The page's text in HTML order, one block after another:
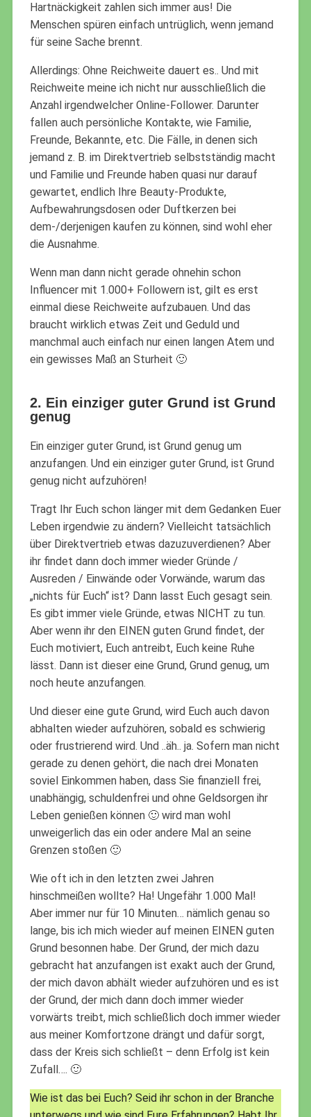
Hartnäckigkeit zahlen sich immer aus! Die
Menschen spüren einfach untrüglich, wenn jemand
für seine Sache brennt.
Allerdings: Ohne Reichweite dauert es.. Und mit
Reichweite meine ich nicht nur ausschließlich die
Anzahl irgendwelcher Online-Follower. Darunter
fallen auch persönliche Kontakte, wie Familie,
Freunde, Bekannte, etc. Die Fälle, in denen sich
jemand z. B. im Direktvertrieb selbstständig macht
und Familie und Freunde haben quasi nur darauf
gewartet, endlich Ihre Beauty-Produkte,
Aufbewahrungsdosen oder Duftkerzen bei
dem-/derjenigen kaufen zu können, sind wohl eher
die Ausnahme.
Wenn man dann nicht gerade ohnehin schon
Influencer mit 1.000+ Followern ist, gilt es erst
einmal diese Reichweite aufzubauen. Und das
braucht wirklich etwas Zeit und Geduld und
manchmal auch einfach nur einen langen Atem und
ein gewisses Maß an Sturheit 🙂
2. Ein einziger guter Grund ist Grund
genug
Ein einziger guter Grund, ist Grund genug um
anzufangen. Und ein einziger guter Grund, ist Grund
genug nicht aufzuhören!
Tragt Ihr Euch schon länger mit dem Gedanken Euer
Leben irgendwie zu ändern? Vielleicht tatsächlich
über Direktvertrieb etwas dazuzuverdienen? Aber
ihr findet dann doch immer wieder Gründe /
Ausreden / Einwände oder Vorwände, warum das
„nichts für Euch“ ist? Dann lasst Euch gesagt sein.
Es gibt immer viele Gründe, etwas NICHT zu tun.
Aber wenn ihr den EINEN guten Grund findet, der
Euch motiviert, Euch antreibt, Euch keine Ruhe
lässt. Dann ist dieser eine Grund, Grund genug, um
noch heute anzufangen.
Und dieser eine gute Grund, wird Euch auch davon
abhalten wieder aufzuhören, sobald es schwierig
oder frustrierend wird. Und ..äh.. ja. Sofern man nicht
gerade zu denen gehört, die nach drei Monaten
soviel Einkommen haben, dass Sie finanziell frei,
unabhängig, schuldenfrei und ohne Geldsorgen ihr
Leben genießen können 🙂 wird man wohl
unweigerlich das ein oder andere Mal an seine
Grenzen stoßen 🙂
Wie oft ich in den letzten zwei Jahren
hinschmeißen wollte? Ha! Ungefähr 1.000 Mal!
Aber immer nur für 10 Minuten… nämlich genau so
lange, bis ich mich wieder auf meinen EINEN guten
Grund besonnen habe. Der Grund, der mich dazu
gebracht hat anzufangen ist exakt auch der Grund,
der mich davon abhält wieder aufzuhören und es ist
der Grund, der mich dann doch immer wieder
vorwärts treibt, mich schließlich doch immer wieder
aus meiner Komfortzone drängt und dafür sorgt,
dass der Kreis sich schließt – denn Erfolg ist kein
Zufall…. 🙂
Wie ist das bei Euch? Seid ihr schon in der Branche